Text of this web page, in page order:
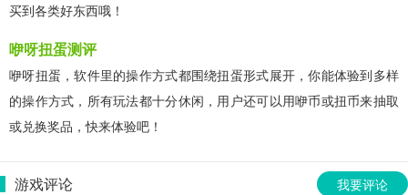
买到各类好东西哦！
咿呀扭蛋测评
咿呀扭蛋，软件里的操作方式都围绕扭蛋形式展开，你能体验到多样
的操作方式，所有玩法都十分休闲，用户还可以用咿币或扭币来抽取
或兑换奖品，快来体验吧！
游戏评论 我要评论